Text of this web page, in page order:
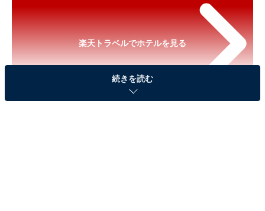
楽天トラベルでホテルを見る
続きを読む